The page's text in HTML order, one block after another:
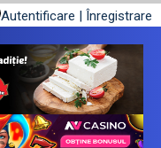
Autentificare | Înregistrare